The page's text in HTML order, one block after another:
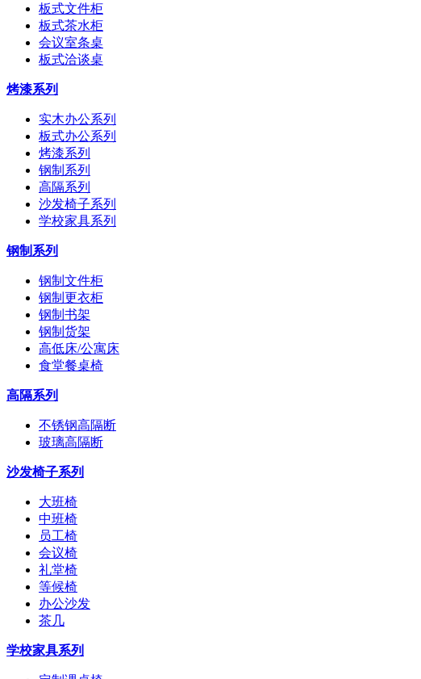
板式文件柜
板式茶水柜
会议室条桌
板式洽谈桌
烤漆系列
实木办公系列
板式办公系列
烤漆系列
钢制系列
高隔系列
沙发椅子系列
学校家具系列
钢制系列
钢制文件柜
钢制更衣柜
钢制书架
钢制货架
高低床/公寓床
食堂餐桌椅
高隔系列
不锈钢高隔断
玻璃高隔断
沙发椅子系列
大班椅
中班椅
员工椅
会议椅
礼堂椅
等候椅
办公沙发
茶几
学校家具系列